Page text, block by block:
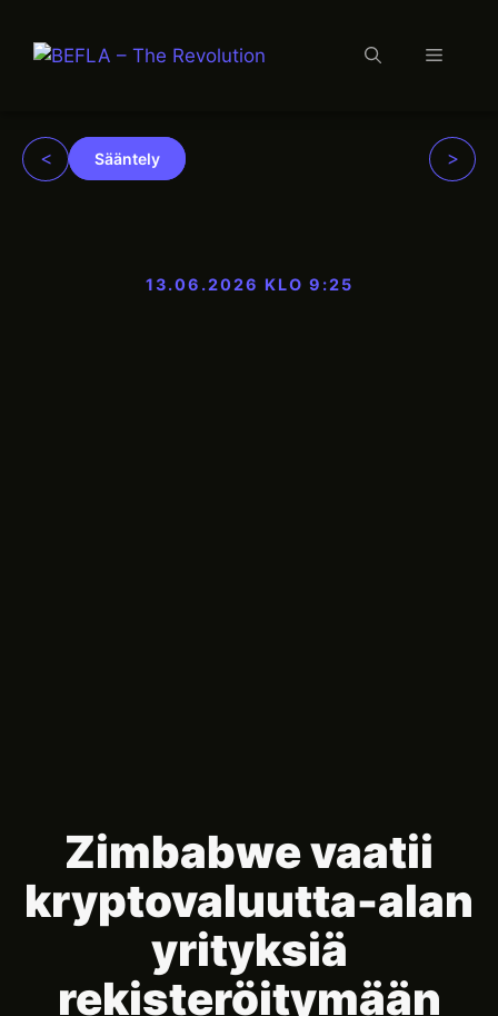
Valikko
< Sääntely >
13.06.2026 KLO 9:25
Zimbabwe vaatii
kryptovaluutta-alan
yrityksiä
rekisteröitymään